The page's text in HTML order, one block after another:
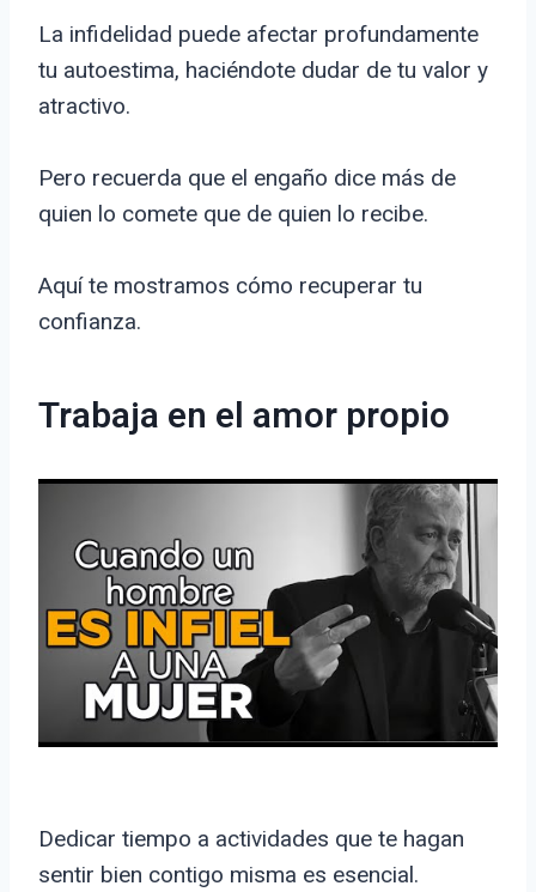
La infidelidad puede afectar profundamente
tu autoestima, haciéndote dudar de tu valor y
atractivo.
Pero recuerda que el engaño dice más de
quien lo comete que de quien lo recibe.
Aquí te mostramos cómo recuperar tu
confianza.
Trabaja en el amor propio
Dedicar tiempo a actividades que te hagan
sentir bien contigo misma es esencial.